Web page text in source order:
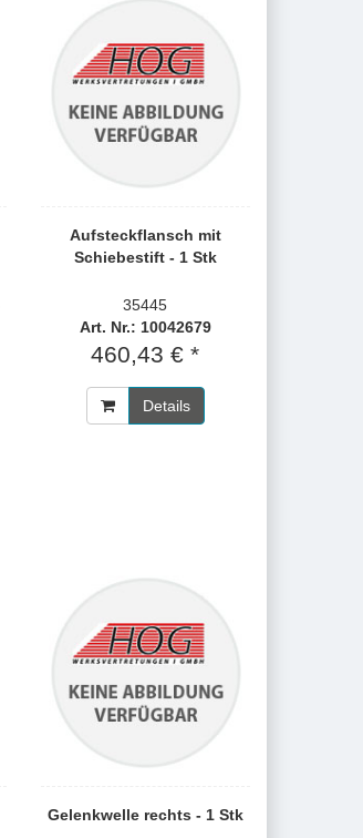
Aufsteckflansch mit
Schiebestift - 1 Stk
35445
Art. Nr.: 10042679
460,43 € *
Details
Gelenkwelle rechts - 1 Stk